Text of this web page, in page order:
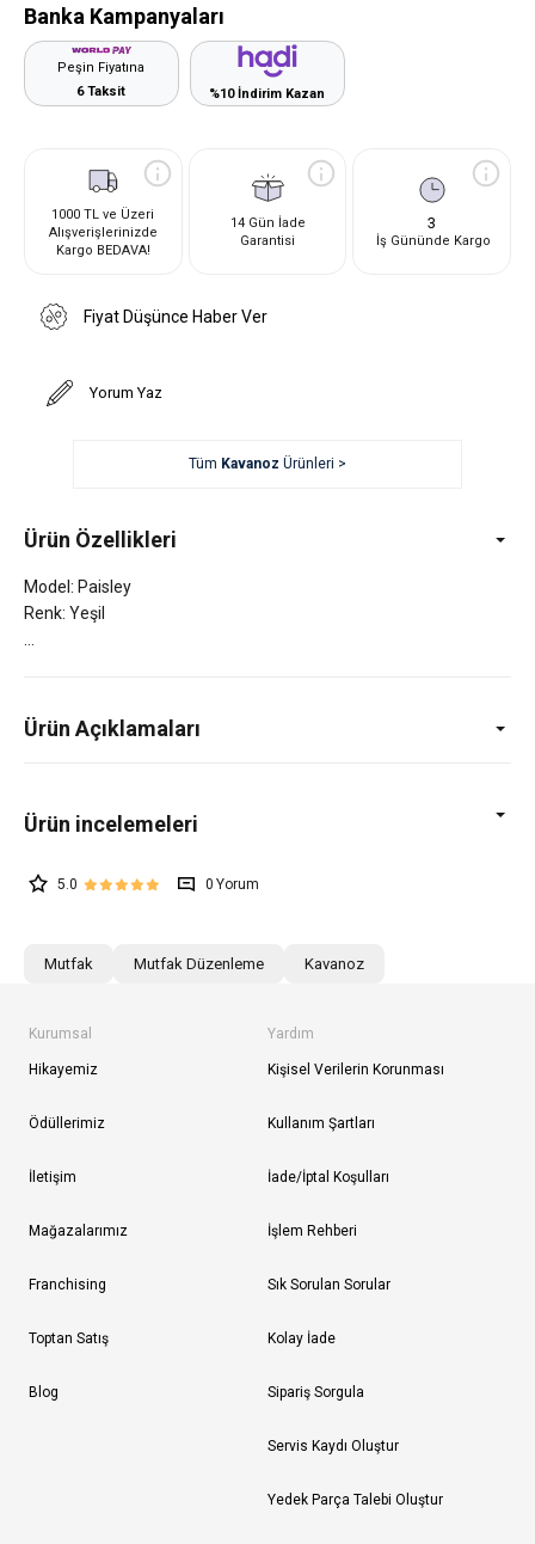
Banka Kampanyaları
Peşin Fiyatına
6 Taksit
%10 İndirim Kazan
1000 TL ve Üzeri
Alışverişlerinizde
Kargo BEDAVA!
14 Gün İade
Garantisi
3
İş Gününde Kargo
Fiyat Düşünce Haber Ver
Yorum Yaz
Tüm Kavanoz Ürünleri >
Ürün Özellikleri
Model: Paisley
Renk: Yeşil
Ürün Açıklamaları
5.0 0
Mutfak Mutfak Düzenleme Kavanoz
Kurumsal
Hikayemiz
Ödüllerimiz
İletişim
Mağazalarımız
Franchising
Toptan Satış
Blog
Yardım
Kişisel Verilerin Korunması
Kullanım Şartları
İade/İptal Koşulları
İşlem Rehberi
Sık Sorulan Sorular
Kolay İade
Sipariş Sorgula
Servis Kaydı Oluştur
Yedek Parça Talebi Oluştur